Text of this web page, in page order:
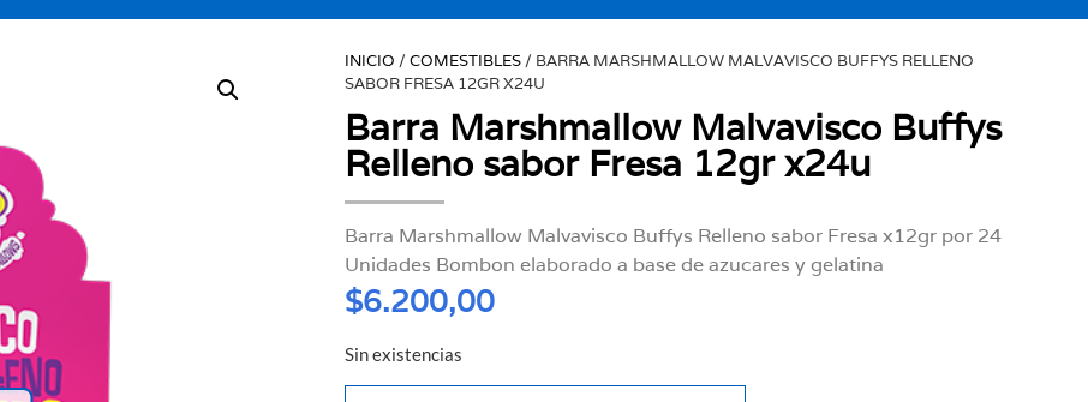
INICIO /COMESTIBLES/ BARRA MARSHMALLOW MALVAVISCO BUFFYS RELLENO
SABOR FRESA 12GR X24U
Barra Marshmallow Malvavisco Buffys
Relleno sabor Fresa 12gr x24u
Barra Marshmallow Malvavisco Buffys Relleno sabor Fresa x12gr por 24
Unidades Bombon elaborado a base de azucares y gelatina
$6.200,00
Sin existencias